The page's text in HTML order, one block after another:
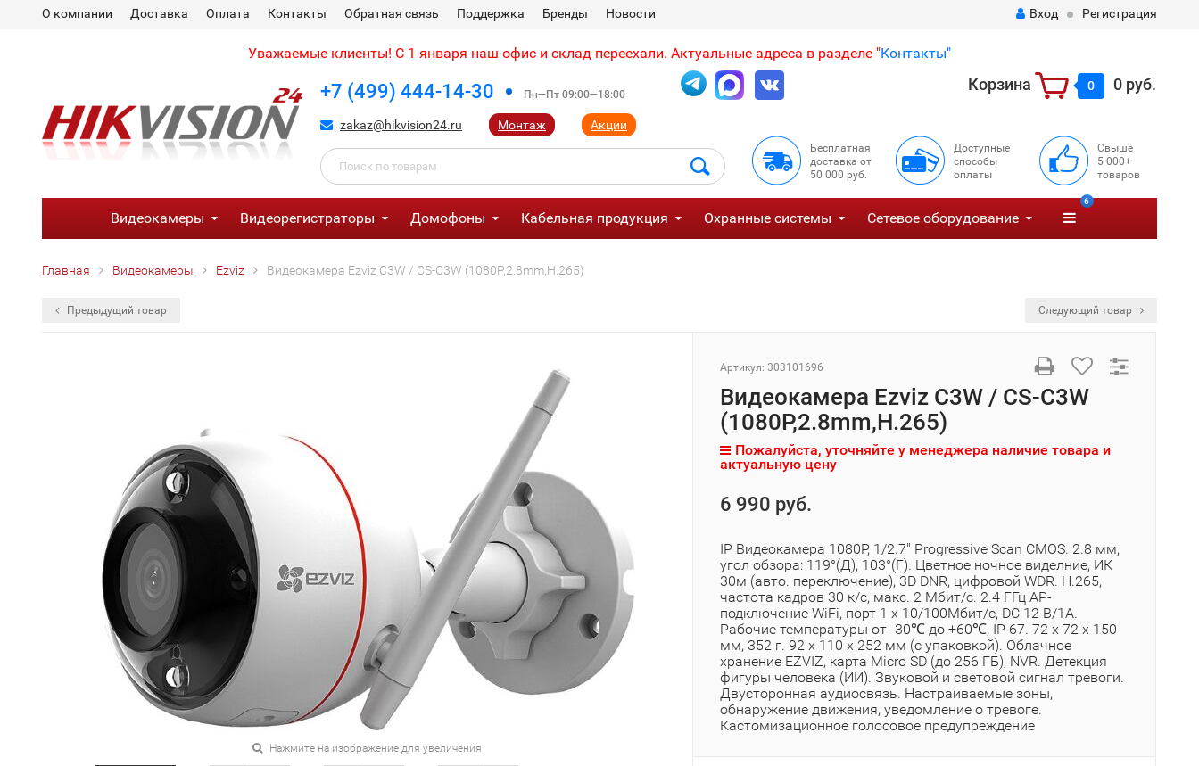
О компании Доставка Оплата Контакты Обратная связь Поддержка Бренды Новости Вход Регистрация
Уважаемые клиенты! С 1 января наш офис и склад переехали. Актуальные адреса в разделе "Контакты"
+7 (499) 444-14-30 Пн—Пт 09:00—18:00
zakaz@hikvision24.ru Монтаж Акции
Корзина 0 0 руб.
Бесплатная
доставка от
50 000 руб.
Доступные
способы
оплаты
Свыше
5 000+
товаров
Видеокамеры Видеорегистраторы Домофоны Кабельная продукция Охранные системы Сетевое оборудование
6
Главная Видеокамеры Ezviz Видеокамера Ezviz C3W / CS-C3W (1080P,2.8mm,H.265)
Предыдущий товар Следующий товар
Нажмите на изображение для увеличения
Артикул: 303101696
Видеокамера Ezviz C3W / CS-C3W
(1080P,2.8mm,H.265)
Пожалуйста, уточняйте у менеджера наличие товара и
актуальную цену
6 990 руб.
IP Видеокамера 1080P, 1/2.7″ Progressive Scan CMOS. 2.8 мм,
угол обзора: 119°(Д), 103°(Г). Цветное ночное виделние, ИК
30м (авто. переключение), 3D DNR, цифровой WDR. H.265,
частота кадров 30 к/с, макс. 2 Мбит/с. 2.4 ГГц AP-
подключение WiFi, порт 1 x 10/100Мбит/с, DC 12 В/1А.
Рабочие температуры от -30℃ до +60℃, IP 67. 72 x 72 x 150
мм, 352 г. 92 х 110 х 252 мм (с упаковкой). Облачное
хранение EZVIZ, карта Micro SD (до 256 ГБ), NVR. Детекция
фигуры человека (ИИ). Звуковой и световой сигнал тревоги.
Двусторонная аудиосвязь. Настраиваемые зоны,
обнаружение движения, уведомление о тревоге.
Кастомизационное голосовое предупреждение